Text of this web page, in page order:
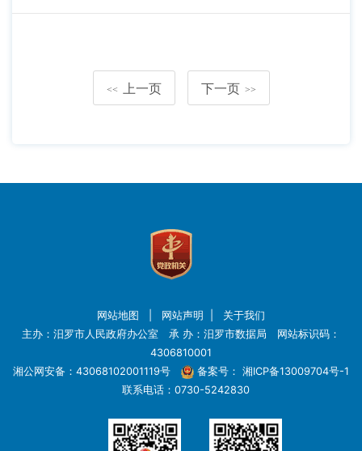
<< 上一页 下一页 >>
网站地图 网站声明
关于我们
主办：汨罗市人民政府办公室 承 办：汨罗市数据局 网站标识码：
4306810001
湘公网安备：43068102001119号
备案号： 湘ICP备13009704号-1
联系电话：0730-5242830